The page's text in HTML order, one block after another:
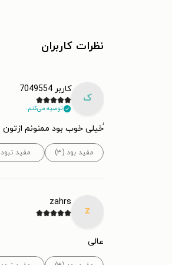
نظرات کاربران
ک
کاربر 7049554
توصیه می‌کنم.
ُخیلی خوب بود ممنونم ازتون
مفید بود (۳) مفید نبود
z
zahrs
عالی